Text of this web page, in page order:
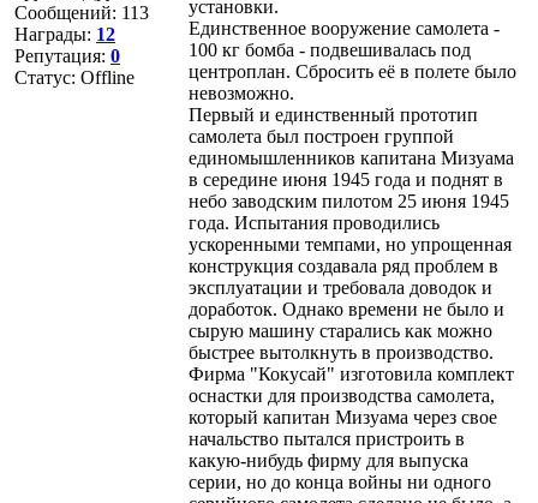
Сообщений: 113
Награды: 12
Репутация: 0
Статус: Offline
установки.
Единственное вооружение самолета -
100 кг бомба - подвешивалась под
центроплан. Сбросить её в полете было
невозможно.
Первый и единственный прототип
самолета был построен группой
единомышленников капитана Мизуама
в середине июня 1945 года и поднят в
небо заводским пилотом 25 июня 1945
года. Испытания проводились
ускоренными темпами, но упрощенная
конструкция создавала ряд проблем в
эксплуатации и требовала доводок и
доработок. Однако времени не было и
сырую машину старались как можно
быстрее вытолкнуть в производство.
Фирма "Кокусай" изготовила комплект
оснастки для производства самолета,
который капитан Мизуама через свое
начальство пытался пристроить в
какую-нибудь фирму для выпуска
серии, но до конца войны ни одного